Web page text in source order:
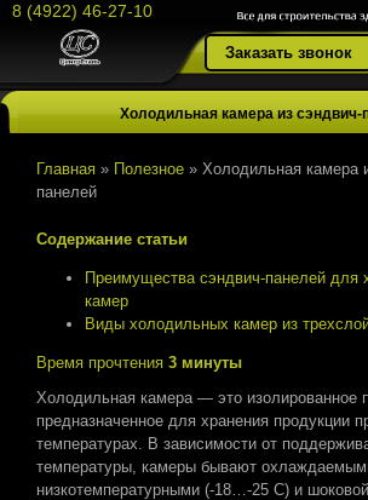
8 (4922) 46-27-10
Заказать звонок
Холодильная камера из сэндвич-
Главная » Полезное » Холодильная камера
панелей
Содержание статьи
Преимущества сэндвич-панелей для
камер
Виды холодильных камер из
Время прочтения 3 минуты
Холодильная камера — это изолированное
предназначенное для хранения продукции
температурах. В зависимости от
температуры, камеры бывают
низкотемпературными (-18…-25 C) и